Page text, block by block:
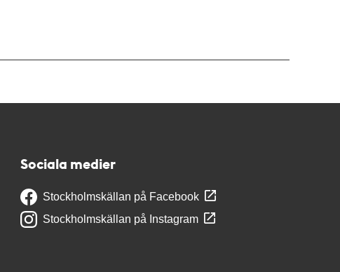
Sociala medier
Stockholmskällan på Facebook
Stockholmskällan på Instagram